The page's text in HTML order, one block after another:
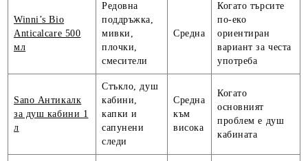
Winni’s Bio
Anticalcare 500
мл
Редовна
поддръжка,
мивки,
плочки,
смесители
Средна
Когато търсите
по-еко
ориентиран
вариант за честа
употреба
Sano Антикалк
за душ кабини 1
л
Стъкло, душ
кабини,
капки и
сапунени
следи
Средна
към
висока
Когато
основният
проблем е душ
кабината